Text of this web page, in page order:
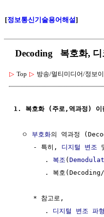
[정보통신기술용어해설]
Decoding 복호화, 디
▷ Top ▷ 방송/멀티미디어/정보
1. 복호화 (주로,역과정) 이
  ㅇ
부호화의 역과정
     - 특히,
디지털 변조
        .
복조 (
. 복호
     * 참고로,
        .
디지털 변조 파형